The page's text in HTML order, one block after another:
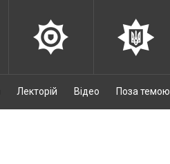
Лекторій Відео Поза темою